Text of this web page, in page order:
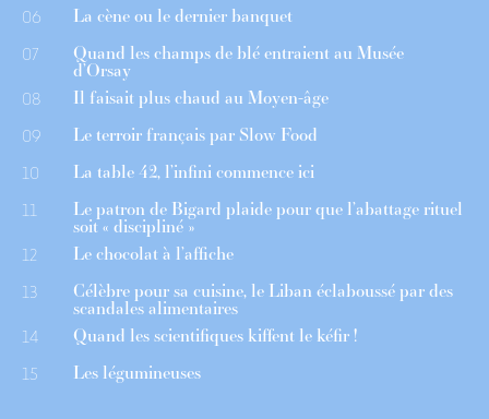
06 La cène ou le dernier banquet
07 Quand les champs de blé entraient au Musée
d’Orsay
08 Il faisait plus chaud au Moyen-âge
09 Le terroir français par Slow Food
10 La table 42, l’infini commence ici
11 Le patron de Bigard plaide pour que l’abattage rituel
soit « discipliné »
12 Le chocolat à l’affiche
13 Célèbre pour sa cuisine, le Liban éclaboussé par des
scandales alimentaires
14 Quand les scientifiques kiffent le kéfir !
15 Les légumineuses